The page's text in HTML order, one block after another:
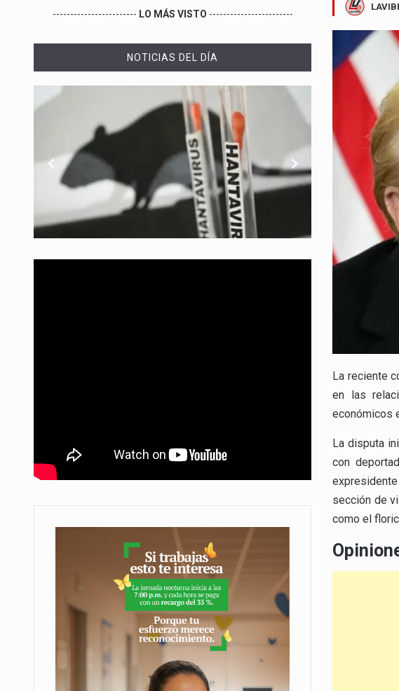
La reciente
en las
económicos
La disputa
con
sección de
como el
------------------------ LO MÁS VISTO ------------------------
NOTICIAS DEL DÍA